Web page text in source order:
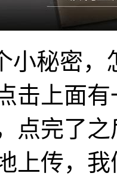
小秘密，
击上面
点完了
上传，